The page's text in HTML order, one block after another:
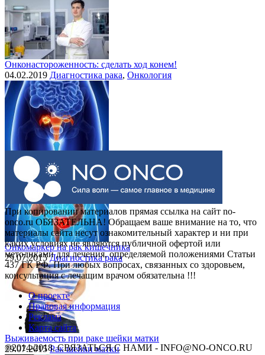
Онконастороженность: сделать ход конем!
04.02.2019 Диагностика рака, Онкология
Выделения при раке шейки матки
30.07.2015 Рак шейки матки
Онкомаркер на рак кишечника
29.07.2015 Диагностика рака
Выживаемость при раке шейки матки
29.07.2015 Рак шейки матки
При копировании материалов прямая ссылка на сайт no-
onco.ru ОБЯЗАТЕЛЬНА! Обращаем ваше внимание на то, что
материалы сайта несут ознакомительный характер и ни при
каких условиях не являются публичной офертой или
методиками для лечения, определяемой положениями Статьи
437 ГК РФ. При любых вопросах, связанных со здоровьем,
консультация с лечащим врачом обязательна !!!
О проекте
Правовая информация
Реклама
Карта сайта
©2014-2018, СВЯЗАТЬСЯ С НАМИ - INFO@NO-ONCO.RU